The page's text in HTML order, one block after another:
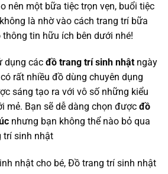
nên một bữa tiệc trọn vẹn, buổi tiệc
là nhờ vào cách trang trí bữa
tin hữu ích bên dưới nhé!
dụng các đồ trang trí sinh nhật ngày
rất nhiều đồ dùng chuyên dụng
sáng tạo ra với vô số những kiểu
mẻ. Bạn sẽ dễ dàng chọn được đồ
nhưng bạn không thể nào bỏ qua
trí sinh nhật